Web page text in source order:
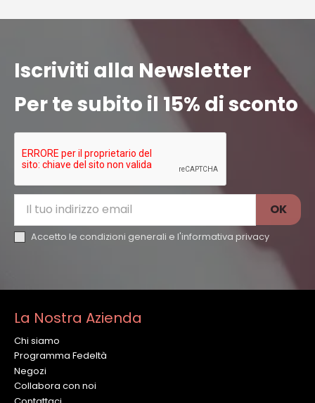
Iscriviti alla Newsletter
Per te subito il 15% di sconto
Accetto le condizioni generali e l'informativa privacy
La Nostra Azienda
Chi siamo
Programma Fedeltà
Negozi
Collabora con noi